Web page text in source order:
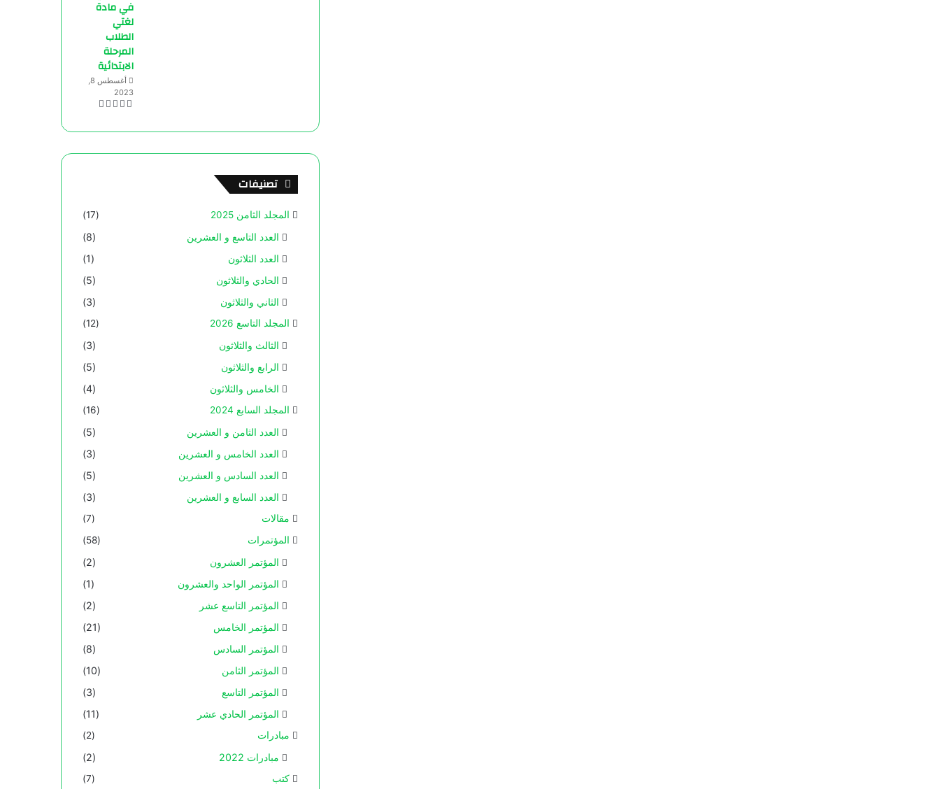
في مادة
لغتي
الطلاب
المرحلة
الابتدائية
أغسطس 8,
2023
تصنيفات
المجلد الثامن 2025 (17)
العدد التاسع و العشرين
(8)
العدد الثلاثون
(1)
الحادي والثلاثون
(5)
الثاني والثلاثون
(3)
المجلد التاسع 2026 (12)
الثالث والثلاثون
(3)
الرابع والثلاثون
(5)
الخامس والثلاثون
(4)
المجلد السابع 2024 (16)
العدد الثامن و العشرين
(5)
العدد الخامس و العشرين
(3)
العدد السادس و العشرين
(5)
العدد السابع و العشرين
(3)
مقالات
(7)
المؤتمرات
(58)
المؤتمر العشرون
(2)
المؤتمر الواحد والعشرون
(1)
المؤتمر التاسع عشر
(2)
المؤتمر الخامس
(21)
المؤتمر السادس
(8)
المؤتمر الثامن
(10)
المؤتمر التاسع
(3)
المؤتمر الحادي عشر
(11)
مبادرات (2)
مبادرات 2022 (2)
كتب
(7)